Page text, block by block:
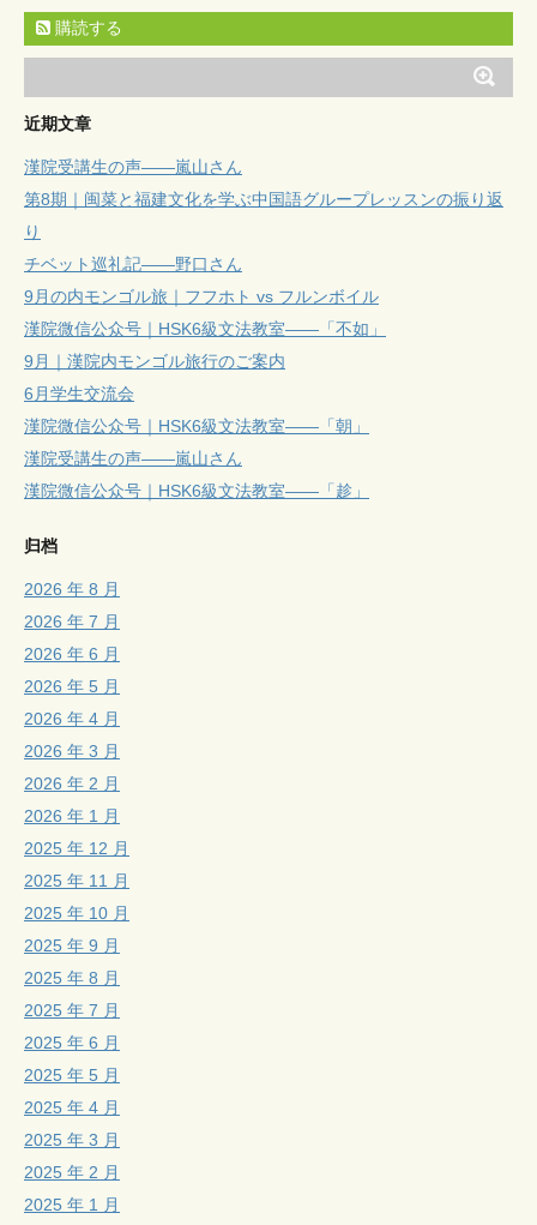
購読する
近期文章
漢院受講生の声——嵐山さん
第8期｜闽菜と福建文化を学ぶ中国語グループレッスンの振り返
り
チベット巡礼記——野口さん
9月の内モンゴル旅｜フフホト vs フルンボイル
漢院微信公众号｜HSK6級文法教室——「不如」
9月｜漢院内モンゴル旅行のご案内
6月学生交流会
漢院微信公众号｜HSK6級文法教室——「朝」
漢院受講生の声——嵐山さん
漢院微信公众号｜HSK6級文法教室——「趁」
归档
2026 年 8 月
2026 年 7 月
2026 年 6 月
2026 年 5 月
2026 年 4 月
2026 年 3 月
2026 年 2 月
2026 年 1 月
2025 年 12 月
2025 年 11 月
2025 年 10 月
2025 年 9 月
2025 年 8 月
2025 年 7 月
2025 年 6 月
2025 年 5 月
2025 年 4 月
2025 年 3 月
2025 年 2 月
2025 年 1 月